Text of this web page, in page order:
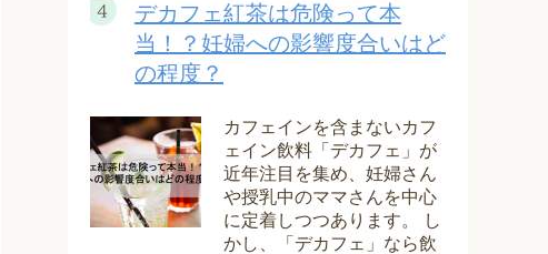
デカフェ紅茶は危険って本
当！？妊婦への影響度合いはど
の程度？
カフェインを含まないカフ
ェイン飲料「デカフェ」が
近年注目を集め、妊婦さん
や授乳中のママさんを中心
に定着しつつあります。 し
かし、「デカフェ」なら飲